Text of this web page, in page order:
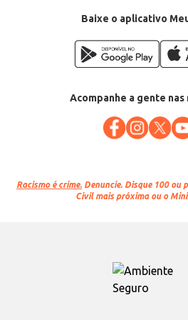
Baixe o aplicativo
Acompanhe a gente nas
Racismo é crime. Denuncie. Disque 100 ou
Civil mais próxima ou o